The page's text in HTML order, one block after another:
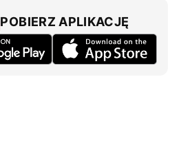
POBIERZ APLIKACJĘ